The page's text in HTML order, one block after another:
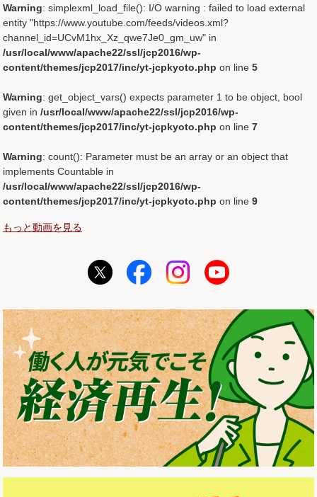
Warning: simplexml_load_file(): I/O warning : failed to load external
entity "https://www.youtube.com/feeds/videos.xml?
channel_id=UCvM1hx_Xz_qwe7Je0_gm_uw" in
/usr/local/www/apache22/ssl/jcp2016/wp-
content/themes/jcp2017/inc/yt-jcpkyoto.php on line 5
Warning: get_object_vars() expects parameter 1 to be object, bool
given in /usr/local/www/apache22/ssl/jcp2016/wp-
content/themes/jcp2017/inc/yt-jcpkyoto.php on line 7
Warning: count(): Parameter must be an array or an object that
implements Countable in
/usr/local/www/apache22/ssl/jcp2016/wp-
content/themes/jcp2017/inc/yt-jcpkyoto.php on line 9
もっと動画を見る